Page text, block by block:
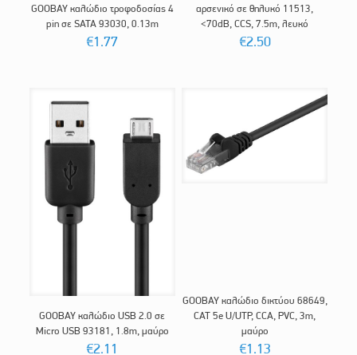
GOOBAY καλώδιο τροφοδοσίας 4
pin σε SATA 93030, 0.13m
€1.77
αρσενικό σε θηλυκό 11513,
<70dB, CCS, 7.5m, λευκό
€2.50
GOOBAY καλώδιο USB 2.0 σε
Micro USB 93181, 1.8m, μαύρο
€2.11
GΟOBAY καλώδιο δικτύου 68649,
CAT 5e U/UTP, CCA, PVC, 3m,
μαύρο
€1.13